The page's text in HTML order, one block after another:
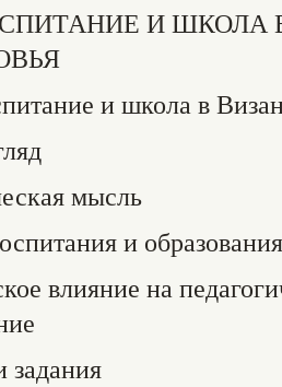
И ШКОЛА
и школа в
мысль
и образования
влияние на